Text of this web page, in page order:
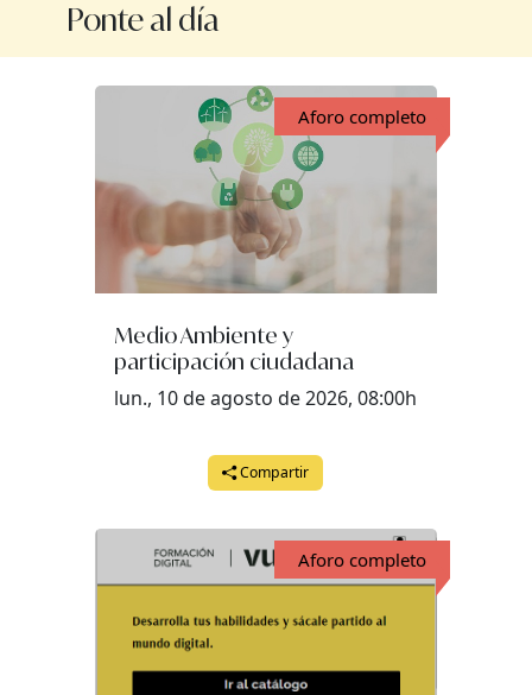
Ponte al día
Aforo completo
Medio Ambiente y
participación ciudadana
lun., 10 de agosto de 2026, 08:00h
Compartir
Aforo completo